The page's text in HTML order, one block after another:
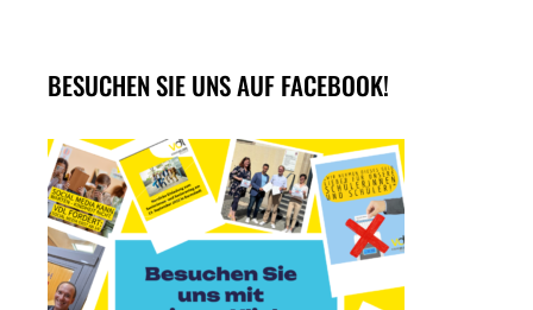
BESUCHEN SIE UNS AUF FACEBOOK!